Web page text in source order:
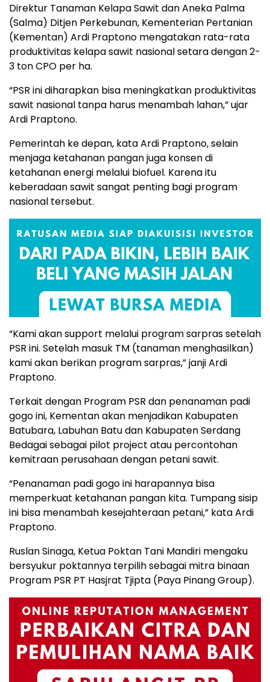
Direktur Tanaman Kelapa Sawit dan Aneka Palma
(Salma) Ditjen Perkebunan, Kementerian Pertanian
(Kementan) Ardi Praptono mengatakan rata-rata
produktivitas kelapa sawit nasional setara dengan 2-
3 ton CPO per ha.
“PSR ini diharapkan bisa meningkatkan produktivitas
sawit nasional tanpa harus menambah lahan,” ujar
Ardi Praptono.
Pemerintah ke depan, kata Ardi Praptono, selain
menjaga ketahanan pangan juga konsen di
ketahanan energi melalui biofuel. Karena itu
keberadaan sawit sangat penting bagi program
nasional tersebut.
“Kami akan support melalui program sarpras setelah
PSR ini. Setelah masuk TM (tanaman menghasilkan)
kami akan berikan program sarpras,” janji Ardi
Praptono.
Terkait dengan Program PSR dan penanaman padi
gogo ini, Kementan akan menjadikan Kabupaten
Batubara, Labuhan Batu dan Kabupaten Serdang
Bedagai sebagai pilot project atau percontohan
kemitraan perusahaan dengan petani sawit.
“Penanaman padi gogo ini harapannya bisa
memperkuat ketahanan pangan kita. Tumpang sisip
ini bisa menambah kesejahteraan petani,” kata Ardi
Praptono.
Ruslan Sinaga, Ketua Poktan Tani Mandiri mengaku
bersyukur poktannya terpilih sebagai mitra binaan
Program PSR PT Hasjrat Tjipta (Paya Pinang Group).